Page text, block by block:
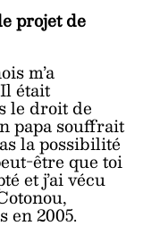
projet de
m’a
était
le droit de
papa souffrait
la possibilité
être que toi
et j’ai vécu
en 2005.